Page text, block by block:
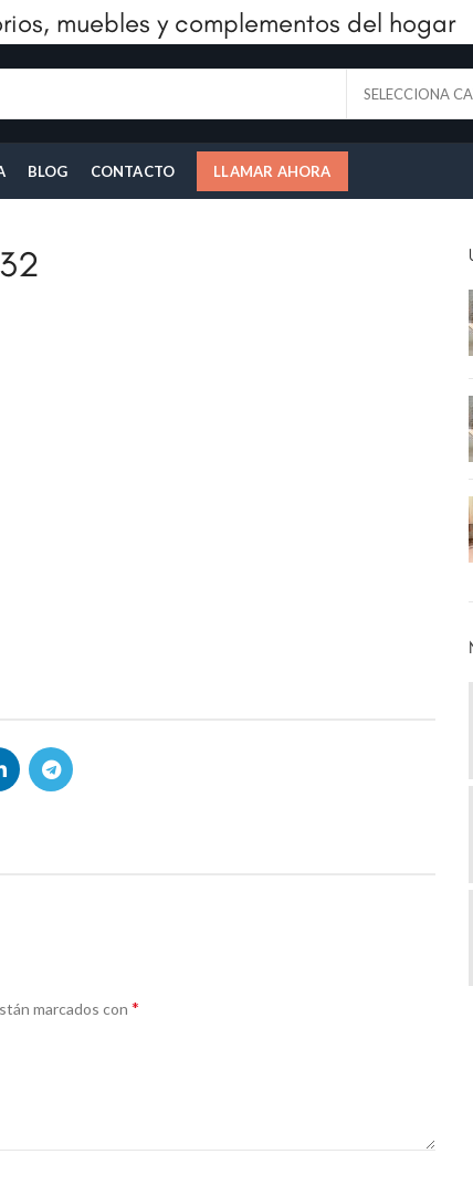
muebles y complementos del hogar
SELECCIONA
BLOG CONTACTO LLAMAR AHORA
marcados con *